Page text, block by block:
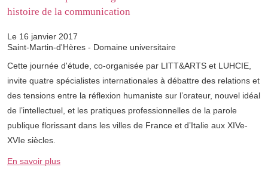
histoire de la communication
Le 16 janvier 2017
Saint-Martin-d'Hères - Domaine universitaire
Cette journée d'étude, co-organisée par LITT&ARTS et LUHCIE,
invite quatre spécialistes internationales à débattre des relations et
des tensions entre la réflexion humaniste sur l’orateur, nouvel idéal
de l’intellectuel, et les pratiques professionnelles de la parole
publique florissant dans les villes de France et d’Italie aux XIVe-
XVIe siècles.
En savoir plus